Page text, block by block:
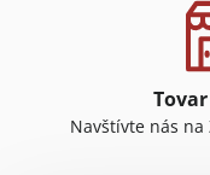
Navštívte nás na